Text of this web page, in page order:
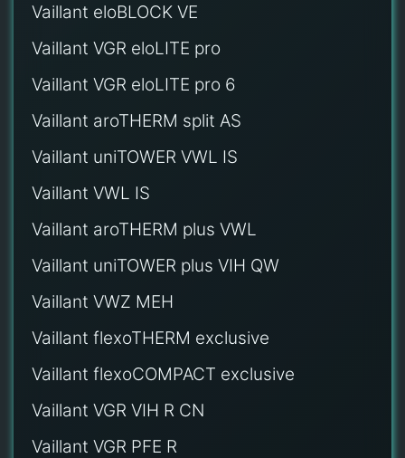
Vaillant eloBLOCK VE
Vaillant VGR eloLITE pro
Vaillant VGR eloLITE pro 6
Vaillant aroTHERM split AS
Vaillant uniTOWER VWL IS
Vaillant VWL IS
Vaillant aroTHERM plus VWL
Vaillant uniTOWER plus VIH QW
Vaillant VWZ MEH
Vaillant flexoTHERM exclusive
Vaillant flexoCOMPACT exclusive
Vaillant VGR VIH R CN
Vaillant VGR PFE R